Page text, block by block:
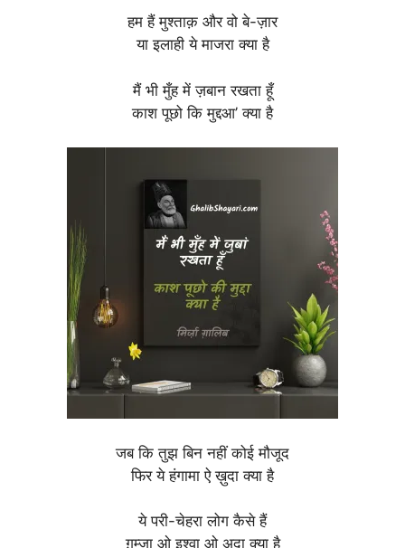
हम हैं मुश्ताक़ और वो बे-ज़ार
या इलाही ये माजरा क्या है
मैं भी मुँह में ज़बान रखता हूँ
काश पूछो कि मुद्दआ’ क्या है
जब कि तुझ बिन नहीं कोई मौजूद
फिर ये हंगामा ऐ ख़ुदा क्या है
ये परी-चेहरा लोग कैसे हैं
ग़म्ज़ा ओ इश्वा ओ अदा क्या है